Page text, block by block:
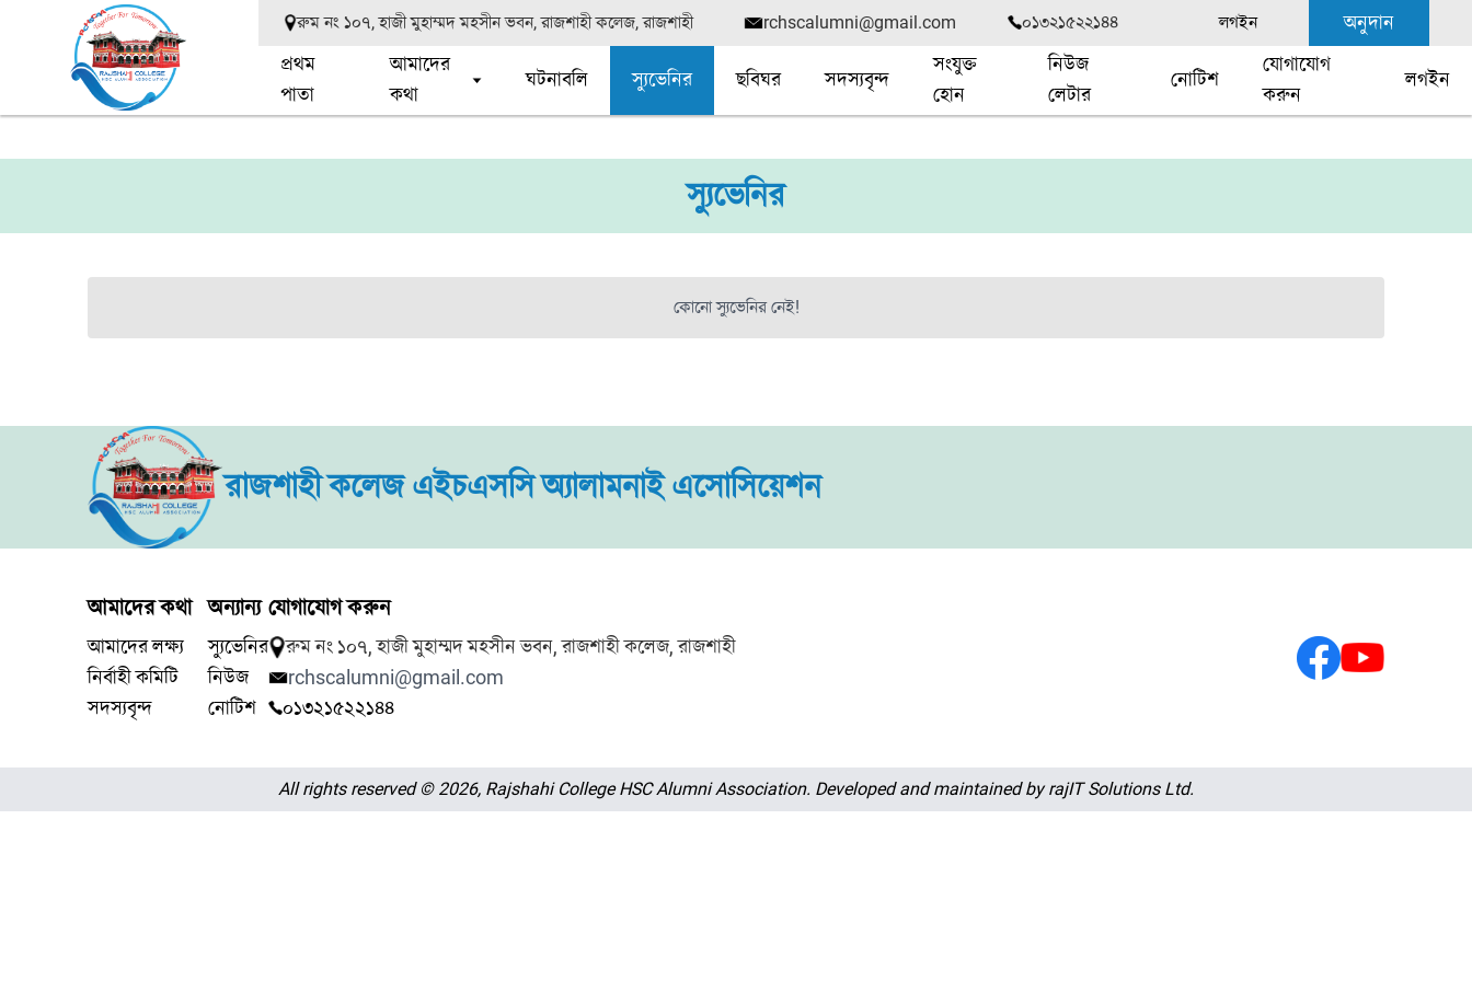
রুম নং ১০৭, হাজী মুহাম্মদ মহসীন ভবন, রাজশাহী কলেজ, রাজশাহী rchscalumni@gmail.com ০১৩২১৫২২১৪৪ লগইন
অনুদান
প্রথম
পাতা
আমাদের
কথা
ঘটনাবলি স্যুভেনির ছবিঘর সদস্যবৃন্দ
সংযুক্ত
হোন
নিউজ
লেটার
নোটিশ
যোগাযোগ
করুন
লগইন
স্যুভেনির
কোনো স্যুভেনির নেই!
রাজশাহী কলেজ এইচএসসি অ্যালামনাই এসোসিয়েশন
আমাদের কথা
আমাদের লক্ষ্য
নির্বাহী কমিটি
সদস্যবৃন্দ
অন্যান্য
স্যুভেনির
নিউজ
নোটিশ
যোগাযোগ করুন
রুম নং ১০৭, হাজী মুহাম্মদ মহসীন ভবন, রাজশাহী কলেজ, রাজশাহী
rchscalumni@gmail.com
০১৩২১৫২২১৪৪
All rights reserved © 2026, Rajshahi College HSC Alumni Association. Developed and maintained byrajIT Solutions Ltd.